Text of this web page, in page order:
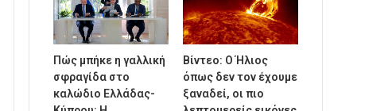
Πώς μπήκε η γαλλική
σφραγίδα στο
καλώδιο Ελλάδας-
Βίντεο: Ο Ήλιος
όπως δεν τον έχουμε
ξαναδεί, οι πιο